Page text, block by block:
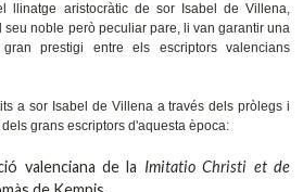
llinatge aristocràtic de sor Isabel de Villena,
seu noble però peculiar pare, li van garantir una
prestigi entre els escriptors valencians
a sor Isabel de Villena a través dels pròlegs i
grans escriptors d'aquesta època:
valenciana de la Imitatio Christi et de